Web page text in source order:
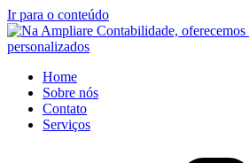
Ir para o conteúdo
Home
Sobre nós
Contato
Serviços